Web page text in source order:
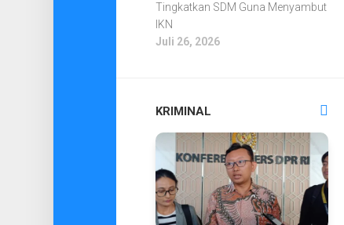
Tingkatkan SDM Guna Menyambut
IKN
Juli 26, 2026
KRIMINAL